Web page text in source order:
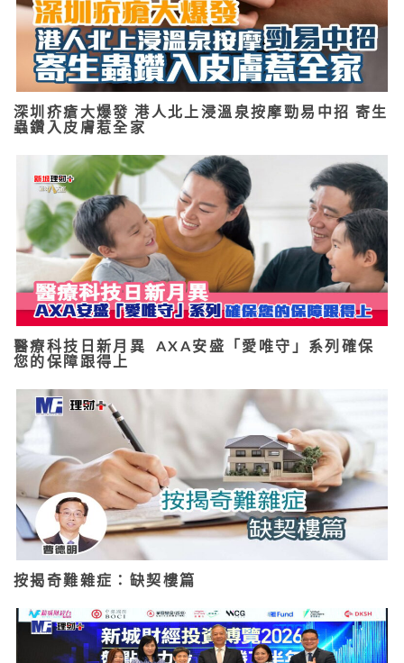
深圳疥瘡大爆發 港人北上浸溫泉按摩勁易中招 寄生
蟲鑽入皮膚惹全家
醫療科技日新月異 AXA安盛「愛唯守」系列確保
您的保障跟得上
按揭奇難雜症：缺契樓篇